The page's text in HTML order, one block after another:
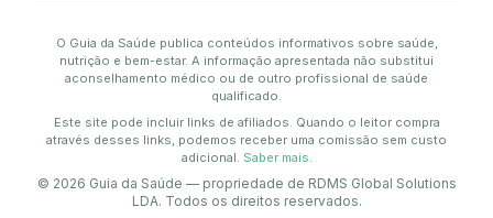
O Guia da Saúde publica conteúdos informativos sobre saúde,
nutrição e bem-estar. A informação apresentada não substitui
aconselhamento médico ou de outro profissional de saúde
qualificado.
Este site pode incluir links de afiliados. Quando o leitor compra
através desses links, podemos receber uma comissão sem custo
adicional. Saber mais
© 2026 Guia da Saúde — propriedade de RDMS Global Solutions
LDA. Todos os direitos reservados.